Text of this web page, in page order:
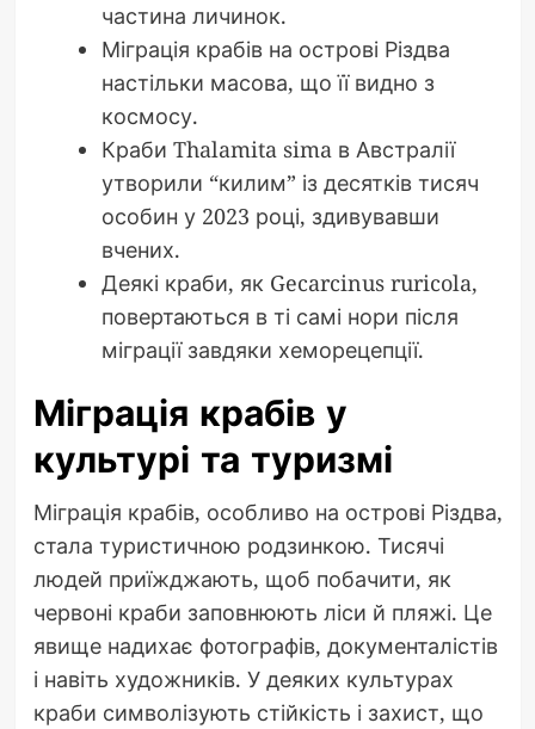
частина личинок.
Міграція крабів на острові Різдва
настільки масова, що її видно з
космосу.
Краби Thalamita sima в Австралії
утворили “килим” із десятків тисяч
особин у 2023 році, здивувавши
вчених.
Деякі краби, як Gecarcinus ruricola,
повертаються в ті самі нори після
міграції завдяки хеморецепції.
Міграція крабів у
культурі та туризмі
Міграція крабів, особливо на острові Різдва,
стала туристичною родзинкою. Тисячі
людей приїжджають, щоб побачити, як
червоні краби заповнюють ліси й пляжі. Це
явище надихає фотографів, документалістів
і навіть художників. У деяких культурах
краби символізують стійкість і захист, що